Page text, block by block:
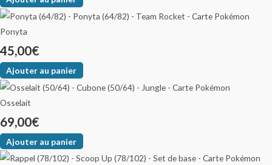
Ponyta
45,00€
Ajouter au panier
Osselait
69,00€
Ajouter au panier